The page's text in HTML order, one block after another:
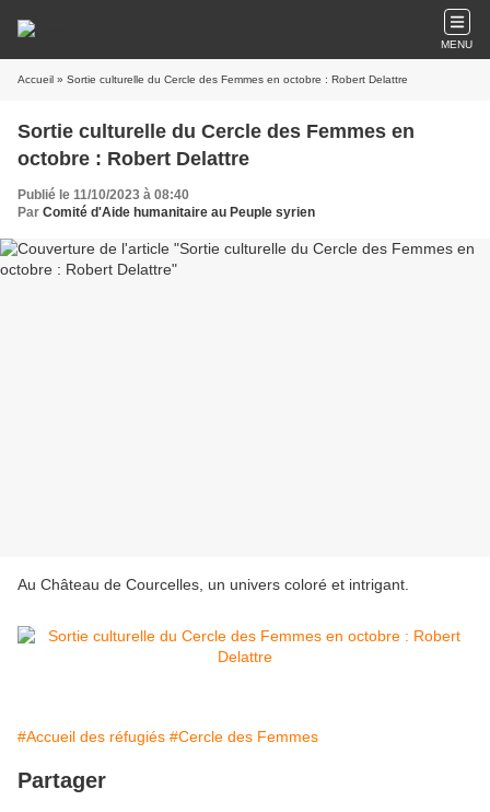
MENU
Accueil » Sortie culturelle du Cercle des Femmes en octobre : Robert Delattre
Sortie culturelle du Cercle des Femmes en
octobre : Robert Delattre
Publié le 11/10/2023 à 08:40
Par Comité d'Aide humanitaire au Peuple syrien
Au Château de Courcelles, un univers coloré et intrigant.
#Accueil des réfugiés #Cercle des Femmes
Partager